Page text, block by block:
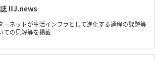
IIJ.news
ーネットが生活インフラとして進化する過程の課題等
ての見解等を掲載